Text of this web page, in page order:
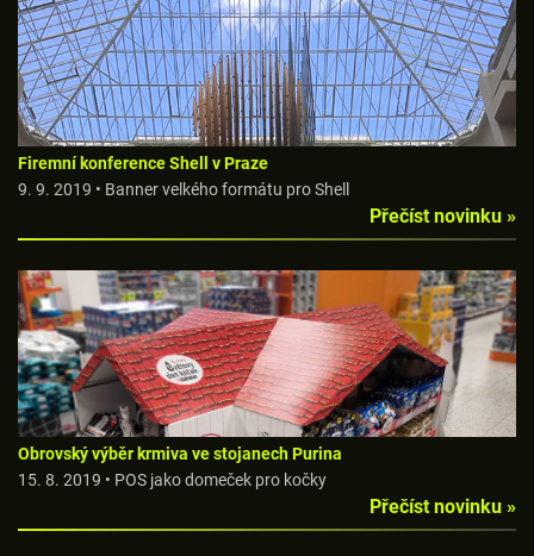
Firemní konference Shell v Praze
9. 9. 2019 • Banner velkého formátu pro Shell
Přečíst novinku »
Obrovský výběr krmiva ve stojanech Purina
15. 8. 2019 • POS jako domeček pro kočky
Přečíst novinku »